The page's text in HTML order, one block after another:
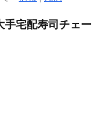
手宅配寿司チェー